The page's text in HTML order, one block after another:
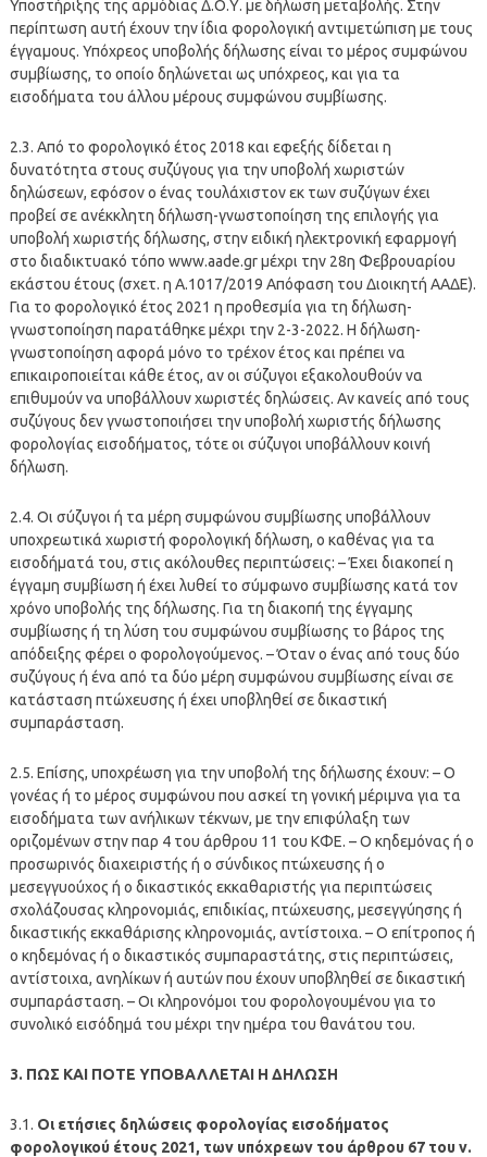
Υποστήριξης της αρμόδιας Δ.Ο.Υ. με δήλωση μεταβολής. Στην
περίπτωση αυτή έχουν την ίδια φορολογική αντιμετώπιση με τους
έγγαμους. Υπόχρεος υποβολής δήλωσης είναι το μέρος συμφώνου
συμβίωσης, το οποίο δηλώνεται ως υπόχρεος, και για τα
εισοδήματα του άλλου μέρους συμφώνου συμβίωσης.
2.3. Από το φορολογικό έτος 2018 και εφεξής δίδεται η
δυνατότητα στους συζύγους για την υποβολή χωριστών
δηλώσεων, εφόσον ο ένας τουλάχιστον εκ των συζύγων έχει
προβεί σε ανέκκλητη δήλωση-γνωστοποίηση της επιλογής για
υποβολή χωριστής δήλωσης, στην ειδική ηλεκτρονική εφαρμογή
στο διαδικτυακό τόπο www.aade.gr μέχρι την 28η Φεβρουαρίου
εκάστου έτους (σχετ. η Α.1017/2019 Απόφαση του Διοικητή ΑΑΔΕ).
Για το φορολογικό έτος 2021 η προθεσμία για τη δήλωση-
γνωστοποίηση παρατάθηκε μέχρι την 2-3-2022. Η δήλωση-
γνωστοποίηση αφορά μόνο το τρέχον έτος και πρέπει να
επικαιροποιείται κάθε έτος, αν οι σύζυγοι εξακολουθούν να
επιθυμούν να υποβάλλουν χωριστές δηλώσεις. Αν κανείς από τους
συζύγους δεν γνωστοποιήσει την υποβολή χωριστής δήλωσης
φορολογίας εισοδήματος, τότε οι σύζυγοι υποβάλλουν κοινή
δήλωση.
2.4. Οι σύζυγοι ή τα μέρη συμφώνου συμβίωσης υποβάλλουν
υποχρεωτικά χωριστή φορολογική δήλωση, ο καθένας για τα
εισοδήματά του, στις ακόλουθες περιπτώσεις: – Έχει διακοπεί η
έγγαμη συμβίωση ή έχει λυθεί το σύμφωνο συμβίωσης κατά τον
χρόνο υποβολής της δήλωσης. Για τη διακοπή της έγγαμης
συμβίωσης ή τη λύση του συμφώνου συμβίωσης το βάρος της
απόδειξης φέρει ο φορολογούμενος. – Όταν ο ένας από τους δύο
συζύγους ή ένα από τα δύο μέρη συμφώνου συμβίωσης είναι σε
κατάσταση πτώχευσης ή έχει υποβληθεί σε δικαστική
συμπαράσταση.
2.5. Επίσης, υποχρέωση για την υποβολή της δήλωσης έχουν: – Ο
γονέας ή το μέρος συμφώνου που ασκεί τη γονική μέριμνα για τα
εισοδήματα των ανήλικων τέκνων, με την επιφύλαξη των
οριζομένων στην παρ 4 του άρθρου 11 του ΚΦΕ. – Ο κηδεμόνας ή ο
προσωρινός διαχειριστής ή ο σύνδικος πτώχευσης ή ο
μεσεγγυούχος ή ο δικαστικός εκκαθαριστής για περιπτώσεις
σχολάζουσας κληρονομιάς, επιδικίας, πτώχευσης, μεσεγγύησης ή
δικαστικής εκκαθάρισης κληρονομιάς, αντίστοιχα. – Ο επίτροπος ή
ο κηδεμόνας ή ο δικαστικός συμπαραστάτης, στις περιπτώσεις,
αντίστοιχα, ανηλίκων ή αυτών που έχουν υποβληθεί σε δικαστική
συμπαράσταση. – Οι κληρονόμοι του φορολογουμένου για το
συνολικό εισόδημά του μέχρι την ημέρα του θανάτου του.
3. ΠΩΣ ΚΑΙ ΠΟΤΕ ΥΠΟΒΑΛΛΕΤΑΙ Η ΔΗΛΩΣΗ
3.1. Οι ετήσιες δηλώσεις φορολογίας εισοδήματος
φορολογικού έτους 2021, των υπόχρεων του άρθρου 67 του ν.